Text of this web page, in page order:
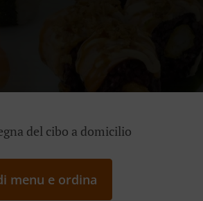
del cibo a domicilio
menu e ordina